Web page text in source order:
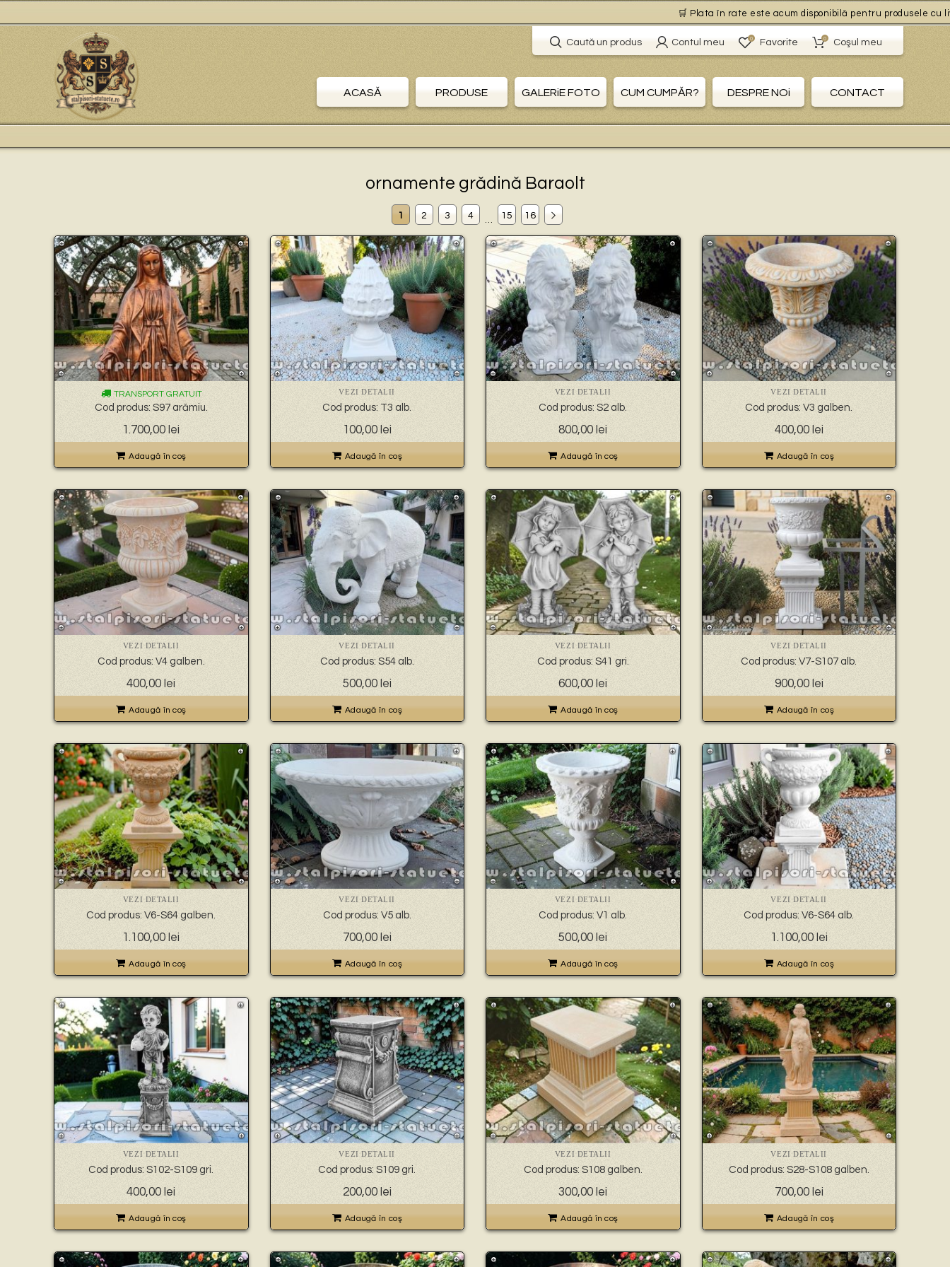
🛒 Plata în rate este acum disponibilă pentru produsele cu livrare
Caută un produs Contul meu 0 Favorite 0 Coşul meu
ACASĂ PRODUSE GALERiE FOTO CUM CUMPĂR? DESPRE NOi CONTACT
ornamente grădină Baraolt
1 2 3 4 … 15 16
TRANSPORT GRATUIT
Cod produs: S97 arămiu.
1.700,00 lei
Adaugă în coş
VEZI DETALII
Cod produs: T3 alb.
100,00 lei
Adaugă în coş
VEZI DETALII
Cod produs: S2 alb.
800,00 lei
Adaugă în coş
VEZI DETALII
Cod produs: V3 galben.
400,00 lei
Adaugă în coş
VEZI DETALII
Cod produs: V4 galben.
400,00 lei
Adaugă în coş
VEZI DETALII
Cod produs: S54 alb.
500,00 lei
Adaugă în coş
VEZI DETALII
Cod produs: S41 gri.
600,00 lei
Adaugă în coş
VEZI DETALII
Cod produs: V7-S107 alb.
900,00 lei
Adaugă în coş
VEZI DETALII
Cod produs: V6-S64 galben.
1.100,00 lei
Adaugă în coş
VEZI DETALII
Cod produs: V5 alb.
700,00 lei
Adaugă în coş
VEZI DETALII
Cod produs: V1 alb.
500,00 lei
Adaugă în coş
VEZI DETALII
Cod produs: V6-S64 alb.
1.100,00 lei
Adaugă în coş
VEZI DETALII
Cod produs: S102-S109 gri.
400,00 lei
Adaugă în coş
VEZI DETALII
Cod produs: S109 gri.
200,00 lei
Adaugă în coş
VEZI DETALII
Cod produs: S108 galben.
300,00 lei
Adaugă în coş
VEZI DETALII
Cod produs: S28-S108 galben.
700,00 lei
Adaugă în coş